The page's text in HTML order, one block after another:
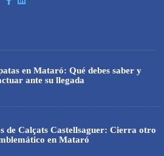
en Mataró: Qué debes saber y
ante su llegada
de Calçats Castellsaguer: Cierra otro
en Mataró